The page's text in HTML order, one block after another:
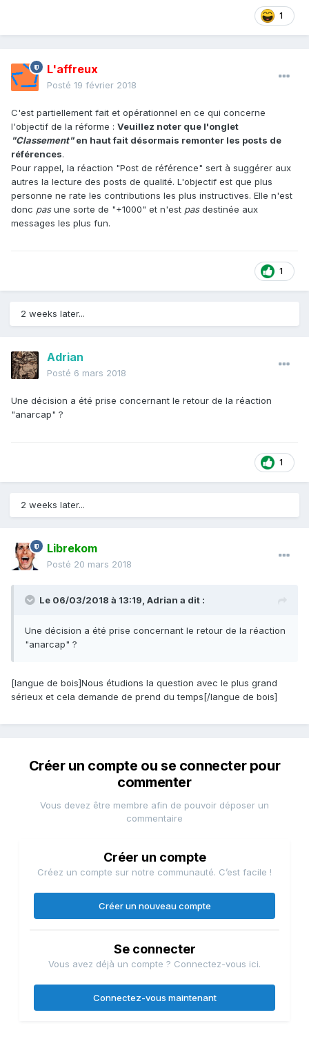
1
L'affreux
Posté 19 février 2018
C'est partiellement fait et opérationnel en ce qui concerne
l'objectif de la réforme : Veuillez noter que l'onglet
"Classement"en haut fait désormais remonter les posts de
références.
Pour rappel, la réaction "Post de référence" sert à suggérer aux
autres la lecture des posts de qualité. L'objectif est que plus
personne ne rate les contributions les plus instructives. Elle n'est
donc pasune sorte de "+1000" et n'est pasdestinée aux
messages les plus fun.
1
2 weeks later...
Adrian
Posté 6 mars 2018
Une décision a été prise concernant le retour de la réaction
"anarcap" ?
1
2 weeks later...
Librekom
Posté 20 mars 2018
Le 06/03/2018 à 13:19, Adrian a dit :
Une décision a été prise concernant le retour de la réaction
"anarcap" ?
[langue de bois]Nous étudions la question avec le plus grand
sérieux et cela demande de prend du temps[/langue de bois]
Créer un compte ou se connecter pour
commenter
Vous devez être membre afin de pouvoir déposer un
commentaire
Créer un compte
Créez un compte sur notre communauté. C’est facile !
Créer un nouveau compte
Se connecter
Vous avez déjà un compte ? Connectez-vous ici.
Connectez-vous maintenant